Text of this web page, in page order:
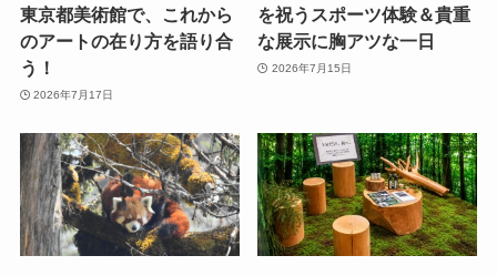
東京都美術館で、これから
のアートの在り方を語り合
う！
2026年7月17日
を祝うスポーツ体験＆貴重
な展示に胸アツな一日
2026年7月15日